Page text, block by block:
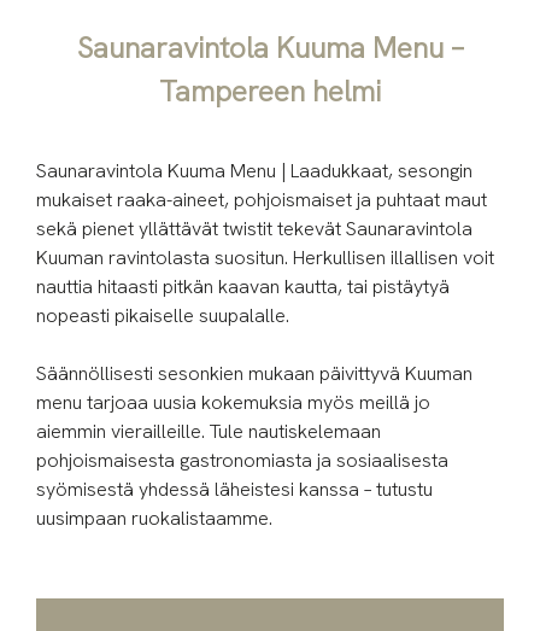
Saunaravintola Kuuma Menu –
Tampereen helmi
Saunaravintola Kuuma Menu | Laadukkaat, sesongin
mukaiset raaka-aineet, pohjoismaiset ja puhtaat maut
sekä pienet yllättävät twistit tekevät Saunaravintola
Kuuman ravintolasta suositun. Herkullisen illallisen voit
nauttia hitaasti pitkän kaavan kautta, tai pistäytyä
nopeasti pikaiselle suupalalle.
Säännöllisesti sesonkien mukaan päivittyvä Kuuman
menu tarjoaa uusia kokemuksia myös meillä jo
aiemmin vierailleille. Tule nautiskelemaan
pohjoismaisesta gastronomiasta ja sosiaalisesta
syömisestä yhdessä läheistesi kanssa – tutustu
uusimpaan ruokalistaamme.